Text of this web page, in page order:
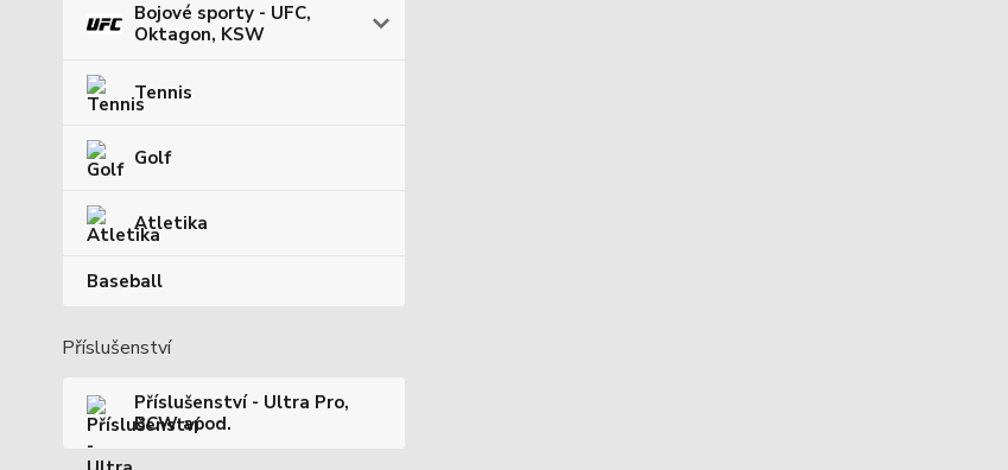
Bojové sporty - UFC,
Oktagon, KSW
Tennis
Golf
Atletika
Baseball
Příslušenství
Příslušenství - Ultra Pro,
BCW apod.